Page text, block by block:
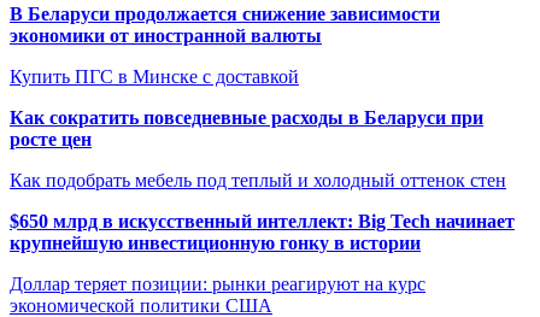
В Беларуси продолжается снижение зависимости
экономики от иностранной валюты
Купить ПГС в Минске с доставкой
Как сократить повседневные расходы в Беларуси при
росте цен
Как подобрать мебель под теплый и холодный оттенок стен
$650 млрд в искусственный интеллект: Big Tech начинает
крупнейшую инвестиционную гонку в истории
Доллар теряет позиции: рынки реагируют на курс
экономической политики США